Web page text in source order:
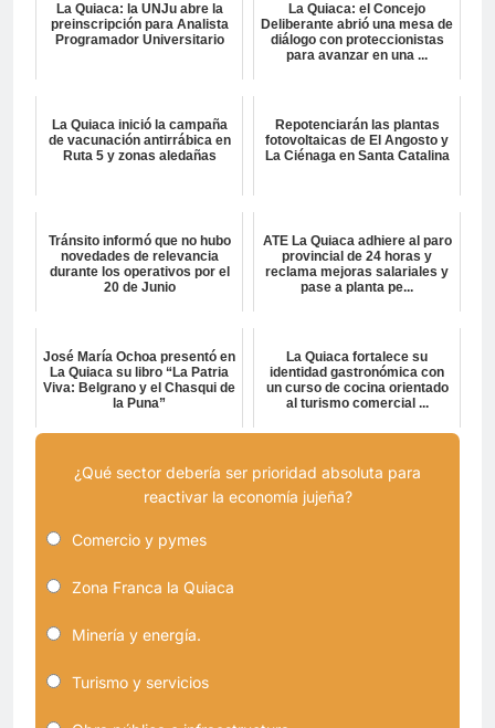
La Quiaca: la UNJu abre la
preinscripción para Analista
Programador Universitario
La Quiaca: el Concejo
Deliberante abrió una mesa de
diálogo con proteccionistas
para avanzar en una ...
La Quiaca inició la campaña
de vacunación antirrábica en
Ruta 5 y zonas aledañas
Repotenciarán las plantas
fotovoltaicas de El Angosto y
La Ciénaga en Santa Catalina
Tránsito informó que no hubo
novedades de relevancia
durante los operativos por el
20 de Junio
ATE La Quiaca adhiere al paro
provincial de 24 horas y
reclama mejoras salariales y
pase a planta pe...
José María Ochoa presentó en
La Quiaca su libro “La Patria
Viva: Belgrano y el Chasqui de
la Puna”
La Quiaca fortalece su
identidad gastronómica con
un curso de cocina orientado
al turismo comercial ...
¿Qué sector debería ser prioridad absoluta para
reactivar la economía jujeña?
Comercio y pymes
Zona Franca la Quiaca
Minería y energía.
Turismo y servicios